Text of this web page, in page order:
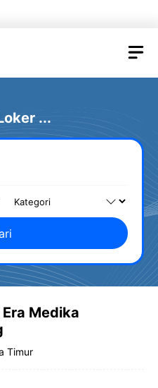
...
Medika
Timur